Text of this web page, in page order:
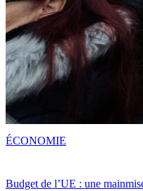
Budget de l’UE : une
ÉCONOMIE